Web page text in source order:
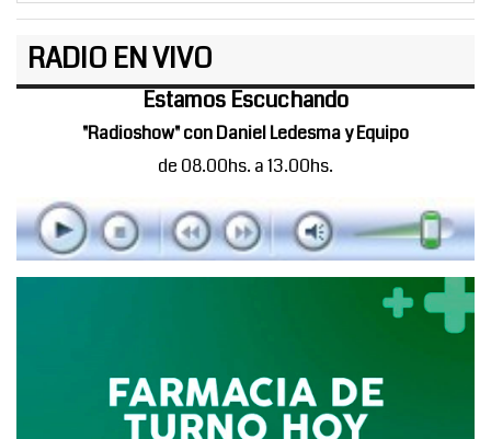
RADIO EN VIVO
Estamos Escuchando
"Radioshow" con Daniel Ledesma y Equipo
de 08.00hs. a 13.00hs.